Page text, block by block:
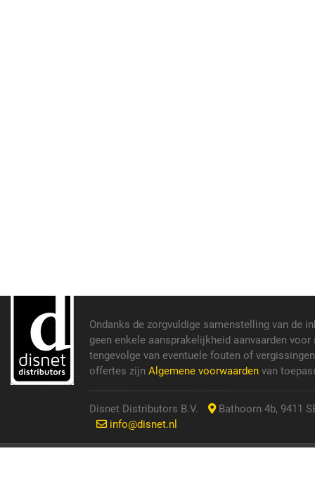
Ondanks de zorgvuldige samenstelling van de
geen enkele aansprakelijkheid aanvaarden
tengevolge van eventuele fouten of
offertes zijn Algemene voorwaarden van
Disnet Distributors B.V.
Bathoorn 4b, 9411
info@disnet.nl